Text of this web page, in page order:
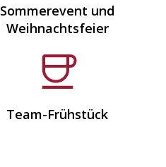
Sommerevent und
Weihnachtsfeier
Team-Frühstück